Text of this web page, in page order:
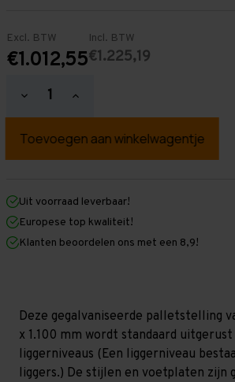
Excl. BTW
€1.012,55
Incl. BTW
€1.225,19
Hoeveelheid
verlagen
Palletstelling
mm
mm
x
1.100
mm
-
Middel
-
T80
Hoeveelheid
verhogen
Palletstelling
mm
mm
1.100
mm
-
Middel
-
T80
Uit voorraad leverbaar!
Europese top kwaliteit!
Klanten beoordelen ons met een 8,9!
Deze gegalvaniseerde palletstelling
x 1.100 mm wordt standaard
liggerniveaus (Een liggerniveau
liggers.) De stijlen en voetplaten zijn